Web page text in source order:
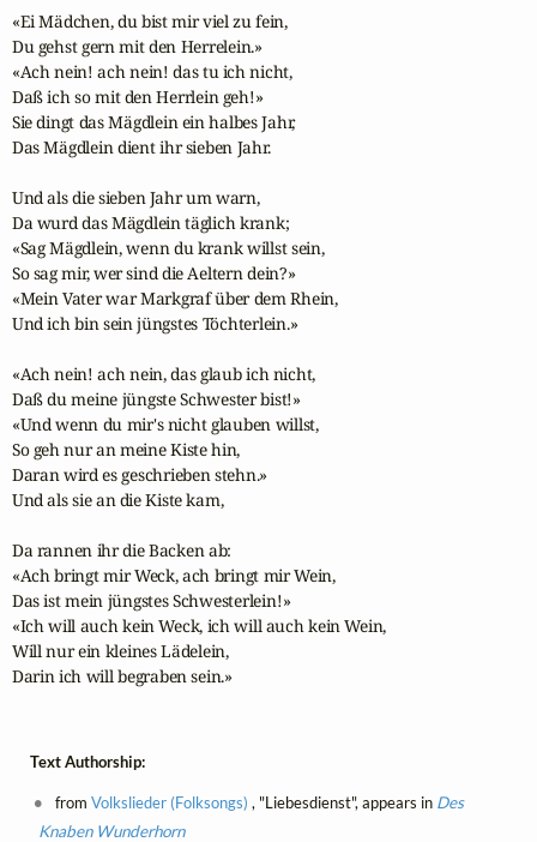
«Ei Mädchen, du bist mir viel zu fein,
Du gehst gern mit den Herrelein.»
«Ach nein! ach nein! das tu ich nicht,
Daß ich so mit den Herrlein geh!»
Sie dingt das Mägdlein ein halbes Jahr,
Das Mägdlein dient ihr sieben Jahr.
Und als die sieben Jahr um warn,
Da wurd das Mägdlein täglich krank;
«Sag Mägdlein, wenn du krank willst sein,
So sag mir, wer sind die Aeltern dein?»
«Mein Vater war Markgraf über dem Rhein,
Und ich bin sein jüngstes Töchterlein.»
«Ach nein! ach nein, das glaub ich nicht,
Daß du meine jüngste Schwester bist!»
«Und wenn du mir's nicht glauben willst,
So geh nur an meine Kiste hin,
Daran wird es geschrieben stehn.»
Und als sie an die Kiste kam,
Da rannen ihr die Backen ab:
«Ach bringt mir Weck, ach bringt mir Wein,
Das ist mein jüngstes Schwesterlein!»
«Ich will auch kein Weck, ich will auch kein Wein,
Will nur ein kleines Lädelein,
Darin ich will begraben sein.»
Text Authorship:
from Volkslieder (Folksongs) , "Liebesdienst", appears in Des
Knaben Wunderhorn